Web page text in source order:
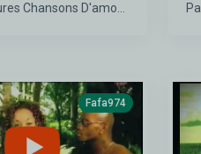
Chansons D'amour
Fafa974